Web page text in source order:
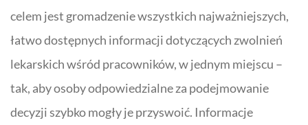
celem jest gromadzenie wszystkich najważniejszych,
łatwo dostępnych informacji dotyczących zwolnień
lekarskich wśród pracowników, w jednym miejscu –
tak, aby osoby odpowiedzialne za podejmowanie
decyzji szybko mogły je przyswoić. Informacje